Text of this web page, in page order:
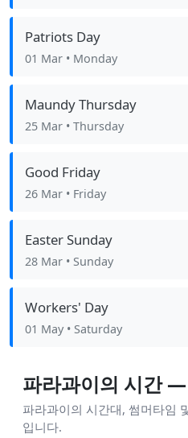
Patriots Day
01 Mar • Monday
Maundy Thursday
25 Mar • Thursday
Good Friday
26 Mar • Friday
Easter Sunday
28 Mar • Sunday
Workers' Day
01 May • Saturday
파라과이의 시간
파라과이의 시간대, 썸머타임
입니다.